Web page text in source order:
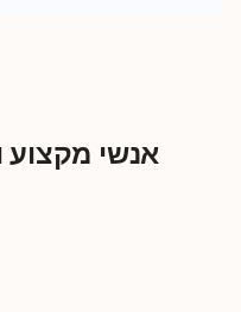
אנשי מקצוע